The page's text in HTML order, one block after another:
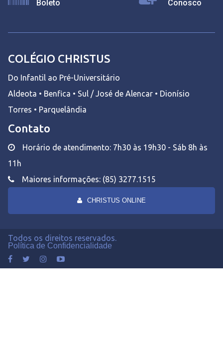
Boleto Conosco
COLÉGIO CHRISTUS
Do Infantil ao Pré-Universitário
Aldeota • Benfica • Sul / José de Alencar • Dionísio
Torres • Parquelândia
Contato
Horário de atendimento: 7h30 às 19h30 - Sáb 8h às
11h
Maiores informações: (85) 3277.1515
CHRISTUS ONLINE
Todos os direitos reservados.
Política de Confidencialidade